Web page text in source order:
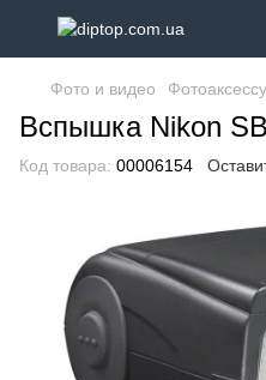
Фото и видео
Вспышка Nikon
Код товара: 00006154